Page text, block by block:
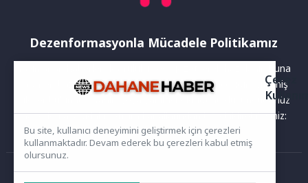
Dezenformasyonla Mücadele Politikamız
Yayınlanan haberler doğruluk ilkesi gözetilerek hazırlanır. Buna
rağmen bazı içeriklerde eksik, hatalı veya güncelliğini yitirmiş
bilgiler bulunabilir.Yanlış veya yanıltıcı olduğunu düşündüğünüz
haberleri aşağıdaki iletişim kanallarından bize bildirebilirsiniz:
Çerez
Bu site, kullanıcı deneyimini geliştirmek için çerezleri
kullanmaktadır. Devam ederek bu çerezleri kabul etmiş
olursunuz.